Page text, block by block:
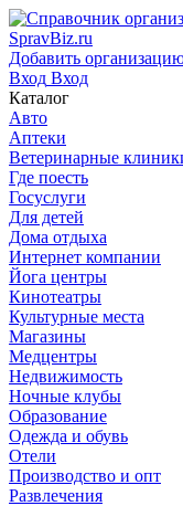
SpravBiz.ru
Добавить
Вход Вход
Каталог
Авто
Аптеки
Ветеринарные
Где поесть
Госуслуги
Для детей
Дома отдыха
Интернет компании
Йога центры
Кинотеатры
Культурные места
Магазины
Медцентры
Недвижимость
Ночные клубы
Образование
Одежда и обувь
Отели
Производство и опт
Развлечения